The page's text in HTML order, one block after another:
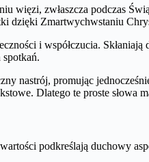
więzi, zwłaszcza podczas
dzięki Zmartwychwstaniu
i współczucia.
nastrój, promując
Dlatego te proste
podkreślają duchowy